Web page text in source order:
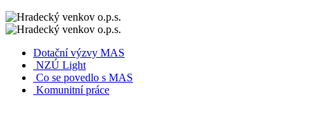
Dotační výzvy MAS
NZÚ Light
Co se povedlo s MAS
Komunitní práce